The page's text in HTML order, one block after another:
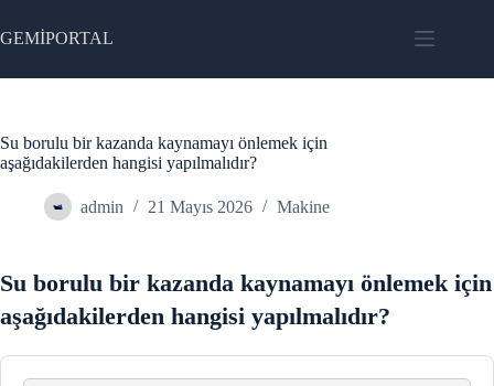
to
content
GEMİPORTAL
Su borulu bir kazanda kaynamayı önlemek için
aşağıdakilerden hangisi yapılmalıdır?
admin 21 Mayıs 2026 Makine
Su borulu bir kazanda kaynamayı önlemek için
aşağıdakilerden hangisi yapılmalıdır?